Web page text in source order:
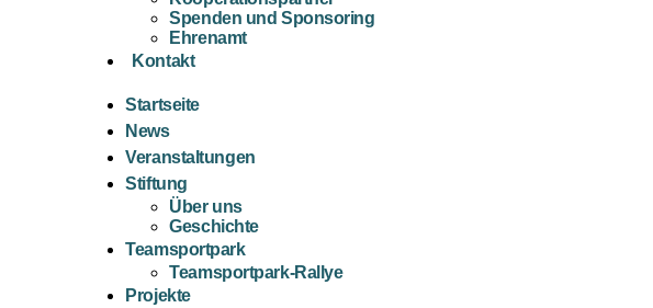
Spenden und Sponsoring
Ehrenamt
Kontakt
Startseite
News
Veranstaltungen
Stiftung
Über uns
Geschichte
Teamsportpark
Teamsportpark-Rallye
Projekte